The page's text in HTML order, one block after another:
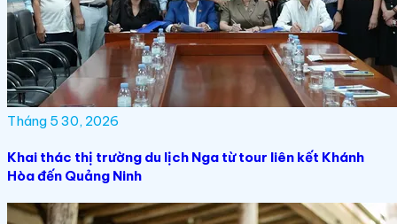
Tháng 5 30, 2026
Khai thác thị trường du lịch Nga từ tour liên kết Khánh
Hòa đến Quảng Ninh